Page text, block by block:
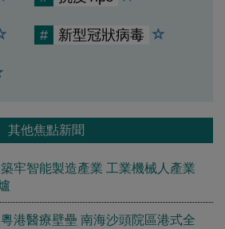
# 新型冠狀病毒
其他焦點新聞
築牢智能製造產業 工業機械人產業
粵港醫療壁壘 南海沙頭院區港式全